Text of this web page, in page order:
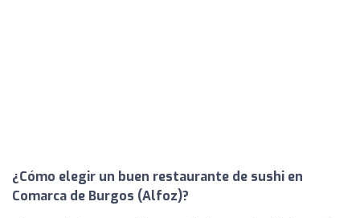
¿Cómo elegir un buen restaurante de sushi en
Comarca de Burgos (Alfoz)?